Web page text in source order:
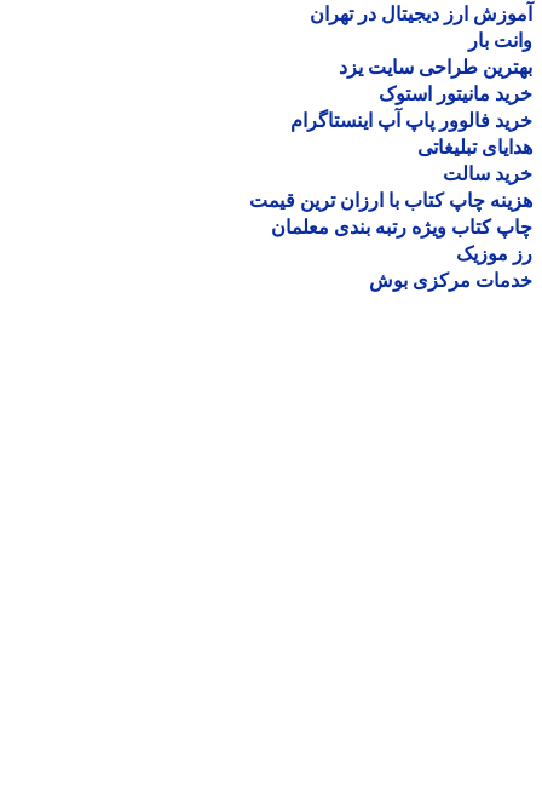
ارز دیجیتال در تهران
بار
طراحی سایت یزد
مانیتور استوک
فالوور پاپ آپ اینستاگرام
تبلیغاتی
سالت
چاپ کتاب با ارزان ترین قیمت
کتاب ویژه رتبه بندی معلمان
موزیک
مرکزی بوش